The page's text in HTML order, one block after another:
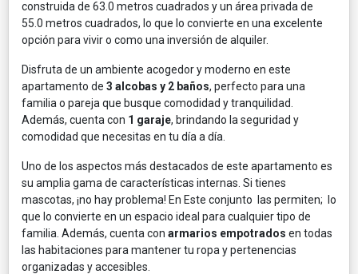
construida de 63.0 metros cuadrados y un área privada de
55.0 metros cuadrados, lo que lo convierte en una excelente
opción para vivir o como una inversión de alquiler.
Disfruta de un ambiente acogedor y moderno en este
apartamento de 3 alcobas y 2 baños, perfecto para una
familia o pareja que busque comodidad y tranquilidad.
Además, cuenta con 1 garaje, brindando la seguridad y
comodidad que necesitas en tu día a día.
Uno de los aspectos más destacados de este apartamento es
su amplia gama de características internas. Si tienes
mascotas, ¡no hay problema! En Este conjunto las permiten; lo
que lo convierte en un espacio ideal para cualquier tipo de
familia. Además, cuenta con armarios empotrados en todas
las habitaciones para mantener tu ropa y pertenencias
organizadas y accesibles.